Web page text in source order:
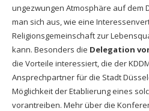
ungezwungen Atmosphäre auf dem
man sich aus, wie eine
Religionsgemeinschaft zur
kann. Besonders die Delegation
die Vorteile interessiert, die der
Ansprechpartner für die Stadt
Möglichkeit der Etablierung eines
vorantreiben. Mehr über die